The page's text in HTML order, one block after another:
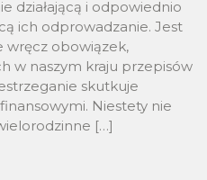
działającą i odpowiednio
ich odprowadzanie. Jest
wręcz obowiązek,
w naszym kraju przepisów
skutkuje
Niestety nie
[…]